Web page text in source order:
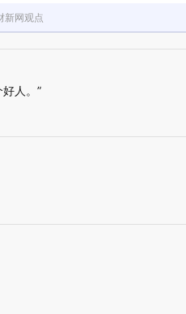
新网观点
人。”